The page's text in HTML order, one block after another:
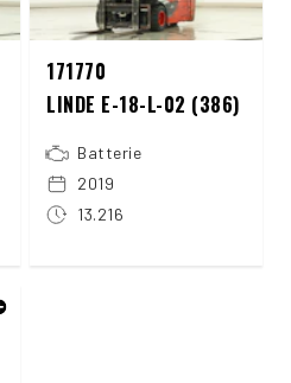
171770
LINDE E-18-L-02 (386)
Batterie
2019
13.216